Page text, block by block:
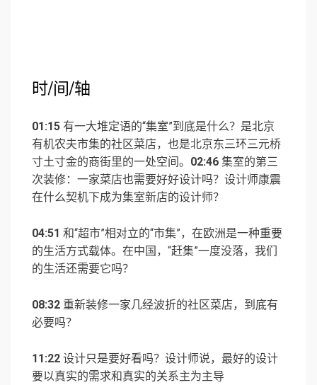
时/间/轴
01:15 有一大堆定语的“集室”到底是什么？是北京
有机农夫市集的社区菜店，也是北京东三环三元桥
寸土寸金的商街里的一处空间。 02:46 集室的第三
次装修：一家菜店也需要好好设计吗？设计师康震
在什么契机下成为集室新店的设计师？
04:51 和“超市”相对立的“市集”，在欧洲是一种重要
的生活方式载体。在中国，“赶集”一度没落，我们
的生活还需要它吗？
08:32 重新装修一家几经波折的社区菜店，到底有
必要吗？
11:22 设计只是要好看吗？设计师说，最好的设计
要以真实的需求和真实的关系主为主导